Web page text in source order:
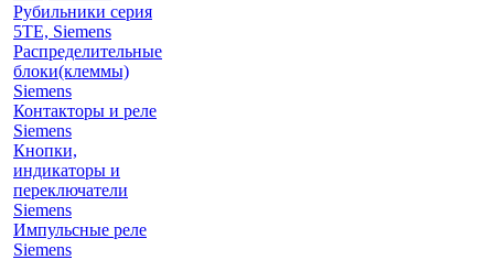
Рубильники серия
5TE, Siemens
Распределительные
блоки(клеммы)
Siemens
Контакторы и реле
Siemens
Кнопки,
индикаторы и
переключатели
Siemens
Импульсные реле
Siemens